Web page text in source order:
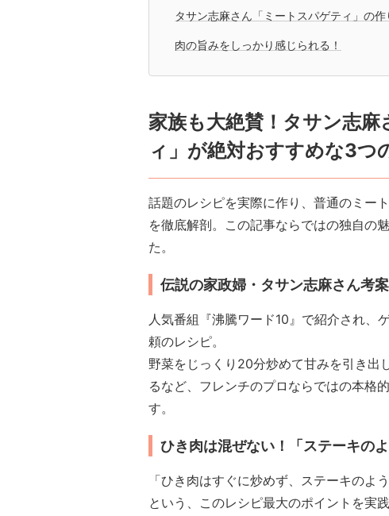
タサン志麻さん「ミートスパゲティ」の作
肉の旨みをしっかり感じられる！
家族も大絶賛！タサン志
ィ」が絶対おすすめな3つ
話題のレシピを実際に作り、普通のミー
を徹底解剖。この記事ならではの独自の
た。
伝説の家政婦・タサン志麻さん考
人気番組『沸騰ワード10』で紹介され、
頼のレシピ。
野菜をじっくり20分炒めて甘みを引き出
るなど、フレンチのプロならではの本格
す。
ひき肉は混ぜない！「ステーキの
「ひき肉はすぐに炒めず、ステーキのよ
という、このレシピ最大のポイントを実